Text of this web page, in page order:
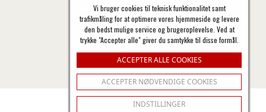
Vi bruger cookies til teknisk funktionalitet samt
trafikmåling for at optimere vores hjemmeside og levere
den bedst mulige service og brugeroplevelse. Ved at
trykke "Accepter alle" giver du samtykke til disse formål.
ACCEPTER ALLE COOKIES
ACCEPTER NØDVENDIGE COOKIES
INDSTILLINGER